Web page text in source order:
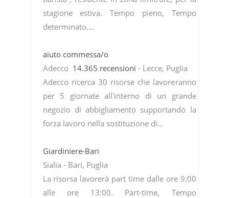
stagione estiva. Tempo pieno, Tempo
determinato....
aiuto commessa/o
Adecco 14.365 recensioni - Lecce, Puglia
Adecco ricerca 30 risorse che lavoreranno
per 5 giornate all'interno di un grande
negozio di abbigliamento supportando la
forza lavoro nella sostituzione di...
Giardiniere-Bari
Sialia - Bari, Puglia
La risorsa lavorerà part time dalle ore 9:00
alle ore 13:00. Part-time, Tempo